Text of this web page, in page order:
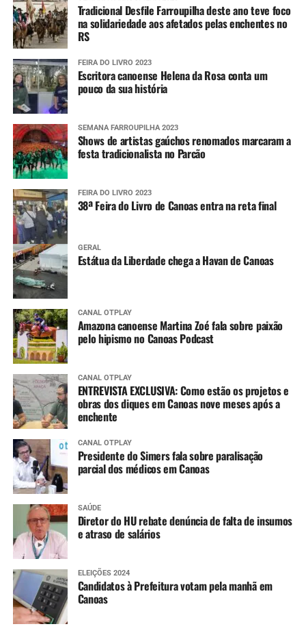
Tradicional Desfile Farroupilha deste ano teve foco
na solidariedade aos afetados pelas enchentes no
RS
FEIRA DO LIVRO 2023
Escritora canoense Helena da Rosa conta um
pouco da sua história
SEMANA FARROUPILHA 2023
Shows de artistas gaúchos renomados marcaram a
festa tradicionalista no Parcão
FEIRA DO LIVRO 2023
38ª Feira do Livro de Canoas entra na reta final
GERAL
Estátua da Liberdade chega a Havan de Canoas
CANAL OTPLAY
Amazona canoense Martina Zoé fala sobre paixão
pelo hipismo no Canoas Podcast
CANAL OTPLAY
ENTREVISTA EXCLUSIVA: Como estão os projetos e
obras dos diques em Canoas nove meses após a
enchente
CANAL OTPLAY
Presidente do Simers fala sobre paralisação
parcial dos médicos em Canoas
SAÚDE
Diretor do HU rebate denúncia de falta de insumos
e atraso de salários
ELEIÇÕES 2024
Candidatos à Prefeitura votam pela manhã em
Canoas